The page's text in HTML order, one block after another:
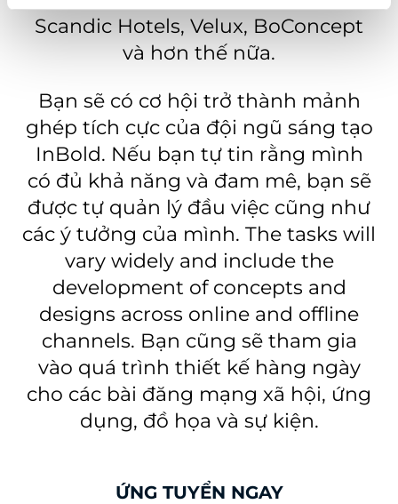
Scandic Hotels, Velux, BoConcept
và hơn thế nữa.
Bạn sẽ có cơ hội trở thành mảnh
ghép tích cực của đội ngũ sáng tạo
InBold. Nếu bạn tự tin rằng mình
có đủ khả năng và đam mê, bạn sẽ
được tự quản lý đầu việc cũng như
các ý tưởng của mình. The tasks will
vary widely and include the
development of concepts and
designs across online and offline
channels. Bạn cũng sẽ tham gia
vào quá trình thiết kế hàng ngày
cho các bài đăng mạng xã hội, ứng
dụng, đồ họa và sự kiện.
ỨNG TUYỂN NGAY